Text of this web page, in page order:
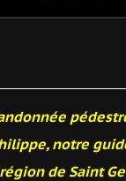
notre
de Saint